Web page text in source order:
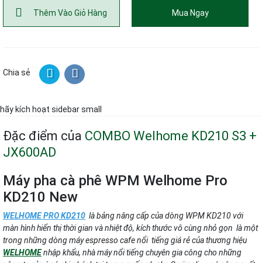
Thêm Vào Giỏ Hàng Mua Ngay
Chia sẻ
hãy kích hoạt sidebar small
Đặc điểm của COMBO Welhome KD210 S3 +
JX600AD
Máy pha cà phê WPM Welhome Pro
KD210 New
WELHOME PRO KD210 là bảng nâng cấp của dòng WPM KD210 với
màn hình hiển thị thời gian và nhiệt độ, kích thước vô cùng nhỏ gọn là một
trong những dòng máy espresso cafe nổi tiếng giá rẻ của thương hiệu
WELHOMEnhập khẩu, nhà máy nổi tiếng chuyên gia công cho những